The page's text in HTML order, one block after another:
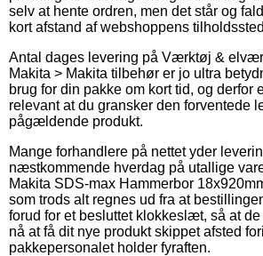
selv at hente ordren, men det står og
kort afstand af webshoppens
Antal dages levering på Værktøj &
Makita > Makita tilbehør er jo ultra
brug for din pakke om kort tid, og derfor
relevant at du gransker den forventede
pågældende produkt.
Mange forhandlere på nettet yder
næstkommende hverdag på utallige
Makita SDS-max Hammerbor
som trods alt regnes ud fra at
forud for et besluttet klokkeslæt, så at
nå at få dit nye produkt skippet afsted
pakkepersonalet holder fyraften.